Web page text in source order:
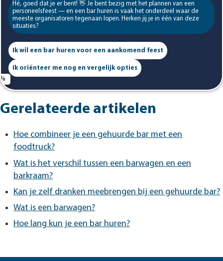
Hé, goed dat je er bent! 👋 Je bent bezig met het plannen van een
personeelsfeest — en een bar huren is vaak het onderdeel waar de
meeste organisatoren tegenaan lopen. Herken jij je in één van deze
situaties?
Ik wil een bar huren voor een aankomend feest
Ik oriënteer me nog en vergelijk opties
Gerelateerde artikelen
Hoe combineer je een gehuurde bar met een
foodtruck?
Wat is het verschil tussen een barwagen en een
barkraam?
Kan je zelf dranken meebrengen bij een gehuurde bar?
Wat is een barwagen?
Hoe lang kun je een bar huren?